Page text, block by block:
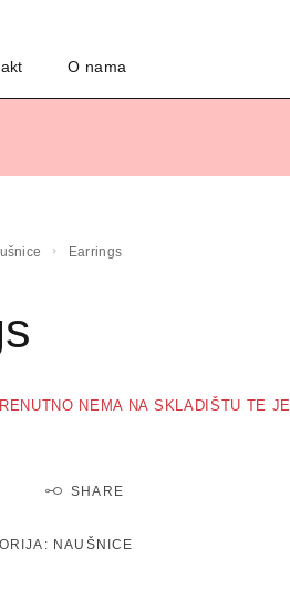
O nama
Earrings
NEMA NA SKLADIŠTU TE JE
SHARE
NAUŠNICE